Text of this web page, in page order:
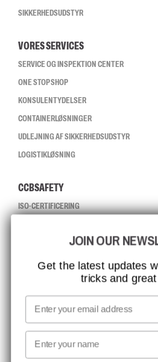
SIKKERHEDSUDSTYR
VORES SERVICES
SERVICE OG INSPEKTION CENTER
ONE STOP SHOP
KONSULENTYDELSER
CONTAINERLØSNINGER
UDLEJNING AF SIKKERHEDSUDSTYR
LOGISTIKLØSNING
CCBSAFETY
ISO-CERTIFICERING
MISSION, VISION OG VÆRDIER
KONTAKT
JOB HOS CCBSAFETY
MEDIA
VI TAGER ANSVAR
NYHEDSBREV TILMELDING
JOIN OUR
Get the latest updates
tricks and
Email
First name